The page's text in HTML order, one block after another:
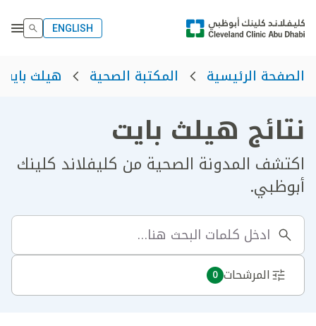
ENGLISH
الصفحة الرئيسية المكتبة الصحية هيلث بايت
نتائج هيلث بايت
اكتشف المدونة الصحية من كليفلاند كلينك
أبوظبي.
المرشحات 0